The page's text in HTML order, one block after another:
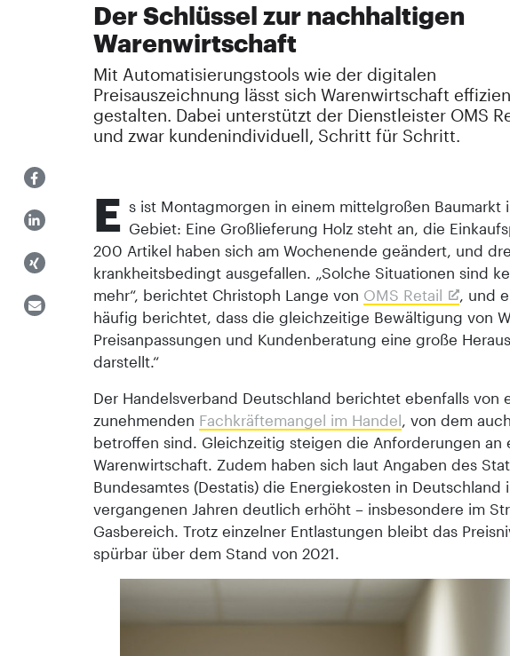
Der Schlüssel zur nachhaltigen
Warenwirtschaft
Mit Automatisierungstools wie der digitalen
Preisauszeichnung lässt sich Warenwirtschaft
gestalten. Dabei unterstützt der Dienstleister OMS
und zwar kundenindividuell, Schritt für Schritt.
E s ist Montagmorgen in einem mittelgroßen Baumarkt
Gebiet: Eine Großlieferung Holz steht an, die
200 Artikel haben sich am Wochenende geändert, und
krankheitsbedingt ausgefallen. „Solche Situationen sind
mehr“, berichtet Christoph Lange von OMS Retail
, und
häufig berichtet, dass die gleichzeitige Bewältigung von
Preisanpassungen und Kundenberatung eine große
darstellt.“
Der Handelsverband Deutschland berichtet ebenfalls von
zunehmenden Fachkräftemangel im Handel, von dem
betroffen sind. Gleichzeitig steigen die Anforderungen an
Warenwirtschaft. Zudem haben sich laut Angaben des
Bundesamtes (Destatis) die Energiekosten in Deutschland
vergangenen Jahren deutlich erhöht – insbesondere im
Gasbereich. Trotz einzelner Entlastungen bleibt das
spürbar über dem Stand von 2021.